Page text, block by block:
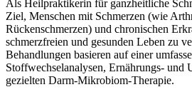
Als Heilpraktikerin für ganzheitliche
Ziel, Menschen mit Schmerzen (wie
Rückenschmerzen) und chronischen
schmerzfreien und gesunden Leben zu
Behandlungen basieren auf einer
Stoffwechselanalysen, Ernährungs- und
gezielten Darm-Mikrobiom-Therapie.